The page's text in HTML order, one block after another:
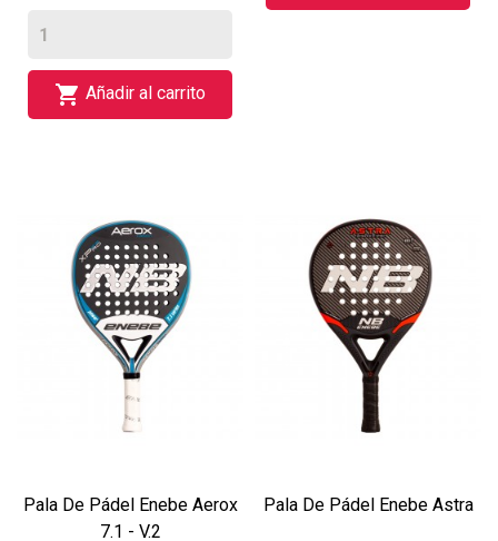
 Añadir al carrito
Pala De Pádel Enebe Aerox
7.1 - V.2
Pala De Pádel Enebe Astra